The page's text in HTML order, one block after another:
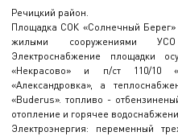
Речицкий район.
Площадка СОК «Солнечный
жилыми сооружениями
Электроснабжение площадки
«Некрасово» и п/ст 110/10
«Александровка», а
«Buderus». топливо -
отопление и горячее
Электроэнергия: переменный